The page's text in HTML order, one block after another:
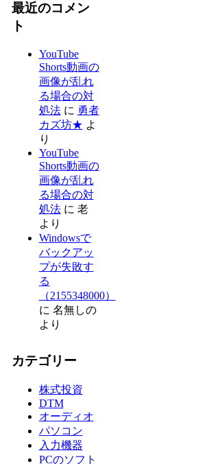
最近のコメン
ト
YouTube
Shorts動画の
画像が乱れ
る場合の対
処法に 勇者
カズ坊★ よ
り
YouTube
Shorts動画の
画像が乱れ
る場合の対
処法に 老
より
Windowsで
バックアッ
プが失敗す
る
（2155348000）
に 名無しの
より
カテゴリー
株式投資
DTM
オーディオ
パソコン
入力機器
PCのソフト